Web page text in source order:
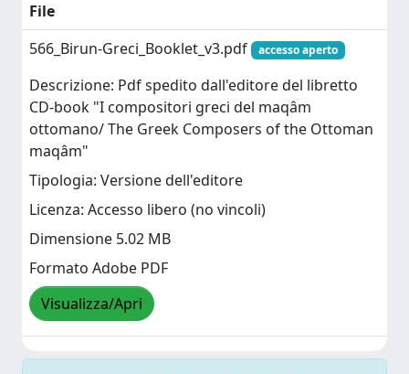
File
566_Birun-Greci_Booklet_v3.pdf
accesso aperto
Descrizione: Pdf spedito dall'editore del libretto
CD-book "I compositori greci del maqâm
ottomano/ The Greek Composers of the Ottoman
maqâm"
Tipologia: Versione dell'editore
Licenza: Accesso libero (no vincoli)
Dimensione 5.02 MB
Formato Adobe PDF
Visualizza/Apri